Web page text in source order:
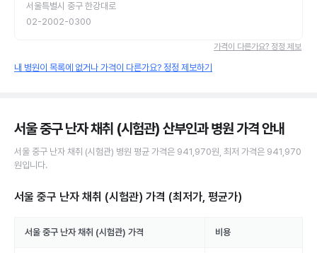
서울특별시 중구 한강대로
02-2002-0300
가격이 다른가요? 정정 제보
내 병원이 목록에 없거나 가격이 다른가요? 정정 제보하기
서울 중구 난자 채취 (시험관) 산부인과 병원가격 안내
서울 중구 난자 채취 (시험관) 병원 평균 가격은 941,970원 , 최저 가격은 941,970
원입니다.
서울 중구 난자 채취 (시험관) 가격 (최저가, 평균가)
서울 중구 난자 채취 (시험관) 가격 비용